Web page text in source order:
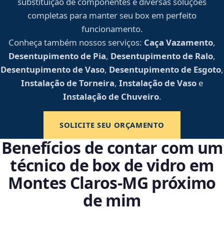
completas para manter seu box em perfeito
funcionamento.
Conheça também nossos serviços: Caça Vazamento,
Desentupimento de Pia, Desentupimento de Ralo,
Desentupimento de Vaso, Desentupimento de Esgoto,
Instalação de Torneira, Instalação de Vaso e
Instalação de Chuveiro.
SOLICITE SEU ORÇAMENTO
Benefícios de contar com um
técnico de box de vidro em
Montes Claros‑MG próximo
de mim